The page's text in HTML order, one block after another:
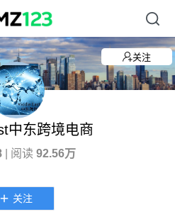
关注
中东跨境电商
| 阅读 92.56万
关注